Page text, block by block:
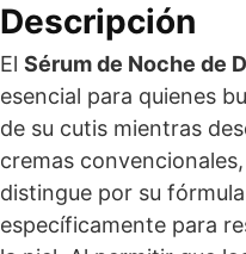
Descripción
El Sérum de Noche de
esencial para quienes
de su cutis mientras
cremas
distingue por su
específicamente para